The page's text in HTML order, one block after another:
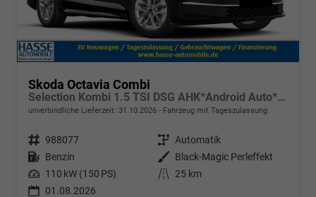
Skoda Octavia Combi
Selection Kombi 1.5 TSI DSG AHK*Android Auto*ACC*SHZ*E-Heck*Keyless*Kamera*2Z Klimaauto
unverbindliche Lieferzeit: 31.10.2026 Fahrzeug mit Tageszulassung
Fahrzeugnr. 988077 Getriebe Automatik
Kraftstoff Benzin Außenfarbe
Black-Magic Perleffekt
Leistung 110 kW (150 PS) Kilometerstand
25 km
01.08.2026